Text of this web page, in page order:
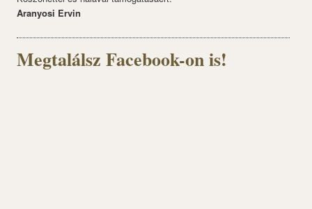
Aranyosi Ervin
Megtalálsz Facebook-on is!